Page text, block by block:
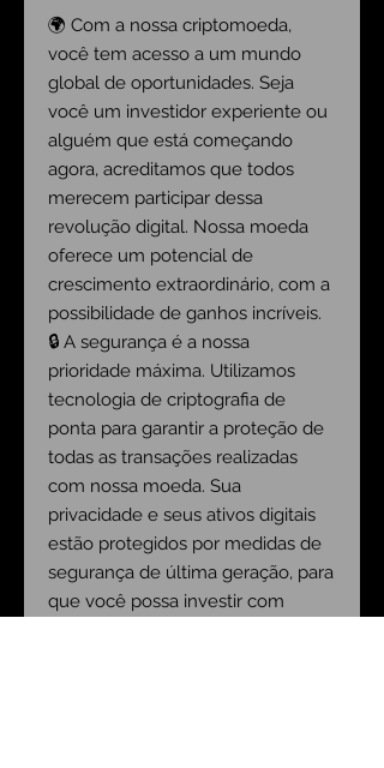
🌍 Com a nossa criptomoeda,
você tem acesso a um mundo
global de oportunidades. Seja
você um investidor experiente ou
alguém que está começando
agora, acreditamos que todos
merecem participar dessa
revolução digital. Nossa moeda
oferece um potencial de
crescimento extraordinário, com a
possibilidade de ganhos incríveis.
🔒 A segurança é a nossa
prioridade máxima. Utilizamos
tecnologia de criptografia de
ponta para garantir a proteção de
todas as transações realizadas
com nossa moeda. Sua
privacidade e seus ativos digitais
estão protegidos por medidas de
segurança de última geração, para
que você possa investir com